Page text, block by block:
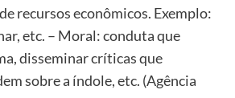
recursos econômicos. Exemplo:
etc. – Moral: conduta que
disseminar críticas que
sobre a índole, etc. (Agência